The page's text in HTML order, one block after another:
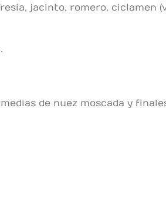
jacinto, romero, ciclamen
de nuez moscada y